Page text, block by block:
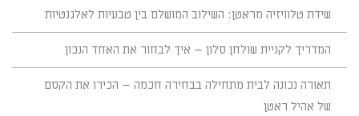
שידת טלוויזיה מראטן: השילוב המושלם בין טבעיות לאלגנטיות
המדריך לקניית שולחן סלון – איך לבחור את האחד הנכון
תאורה נכונה לבית מתחילה בבחירה חכמה – הכירו את הקסם
של אהיל ראטן